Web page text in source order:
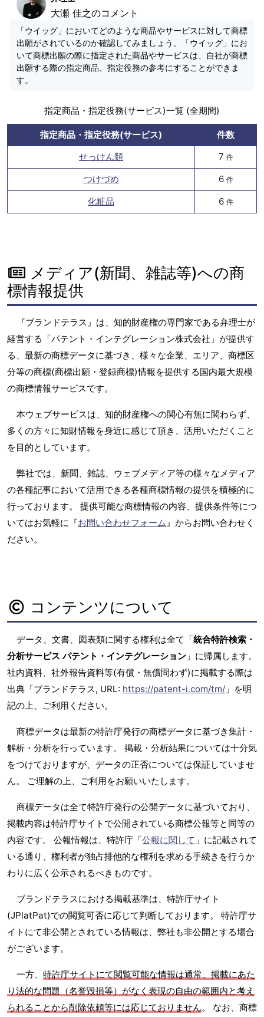
大瀬 佳之のコメント
「ウイッグ」においてどのような商品やサービスに対して商標
出願がされているのか確認してみましょう。「ウイッグ」にお
いて商標出願の際に指定された商品やサービスは、自社が商標
出願する際の指定商品、指定役務の参考にすることができま
す。
指定商品・指定役務(サービス)一覧 (全期間)
指定商品・指定役務(サービス)
件数
せっけん類
7 件
つけづめ 6 件
化粧品 6 件
メディア(新聞、雑誌等)への商
標情報提供
『ブランドテラス』は、知的財産権の専門家である弁理士が
経営する「パテント・インテグレーション株式会社」が提供す
る、最新の商標データに基づき、様々な企業、エリア、商標区
分等の商標(商標出願・登録商標)情報を提供する国内最大規模
の商標情報サービスです。
本ウェブサービスは、知的財産権への関心有無に関わらず、
多くの方々に知財情報を身近に感じて頂き、活用いただくこと
を目的としています。
弊社では、新聞、雑誌、ウェブメディア等の様々なメディア
の各種記事において活用できる各種商標情報の提供を積極的に
行っております。 提供可能な商標情報の内容、提供条件等につ
いてはお気軽に『お問い合わせフォーム』からお問い合わせく
ださい。
コンテンツについて
データ、文書、図表類に関する権利は全て「統合特許検索・
分析サービス パテント・インテグレーション 」に帰属します。
社内資料、社外報告資料等(有償・無償問わず)に掲載する際は
出典「ブランドテラス, URL: https://patent-i.com/tm/ 」を明
記の上、ご利用ください。
商標データは最新の特許庁発行の商標データに基づき集計・
解析・分析を行っています。 掲載・分析結果については十分気
をつけておりますが、データの正否については保証していませ
ん。 ご理解の上、ご利用をお願いいたします。
商標データは全て特許庁発行の公開データに基づいており、
掲載内容は特許庁サイトで公開されている商標公報等と同等の
内容です。 公報情報は、特許庁「公報に関して 」に記載されて
いる通り、権利者が独占排他的な権利を求める手続きを行うか
わりに広く公示されるべきものです。
ブランドテラスにおける掲載基準は、特許庁サイト
(JPlatPat)での閲覧可否に応じて判断しております。 特許庁サ
イトにて非公開とされている情報は、弊社も非公開とする場合
がございます。
一方、 特許庁サイトにて閲覧可能な情報は通常、掲載にあた
り法的な問題（名誉毀損等）がなく表現の自由の範囲内と考え
られることから削除依頼等には応じておりません。 なお、商標